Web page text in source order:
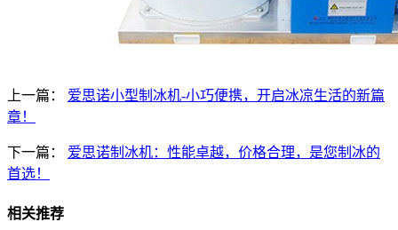
上一篇：
爱思诺小型制冰机-小巧便携，开启冰凉生活的新篇
章！
下一篇：
爱思诺制冰机：性能卓越，价格合理，是您制冰的
首选！
相关推荐